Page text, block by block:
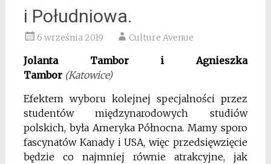
i Południowa.
6 września 2019 Culture Avenue
Jolanta Tambor i Agnieszka
Tambor (Katowice)
Efektem wyboru kolejnej specjalności przez
studentów międzynarodowych studiów
polskich, była Ameryka Północna. Mamy sporo
fascynatów Kanady i USA, więc przedsięwzięcie
będzie co najmniej równie atrakcyjne, jak